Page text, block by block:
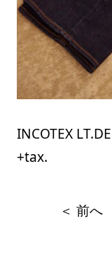
INCOTEX
+tax.
＜ 前へ